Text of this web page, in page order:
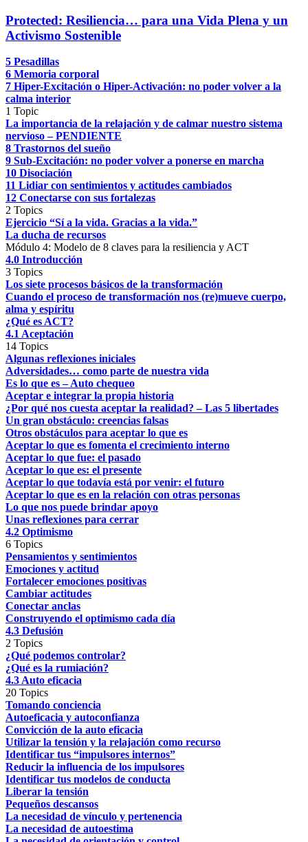
Protected: Resiliencia… para una Vida Plena y un
Activismo Sostenible
5 Pesadillas
6 Memoria corporal
7 Hiper-Excitación o Hiper-Activación: no poder volver a la
calma interior
1 Topic
La importancia de la relajación y de calmar nuestro sistema
nervioso – PENDIENTE
8 Trastornos del sueño
9 Sub-Excitación: no poder volver a ponerse en marcha
10 Disociación
11 Lidiar con sentimientos y actitudes cambiados
12 Conectarse con sus fortalezas
2 Topics
Ejercicio “Sí a la vida. Gracias a la vida.”
La ducha de recursos
Módulo 4: Modelo de 8 claves para la resiliencia y ACT
4.0 Introducción
3 Topics
Los siete procesos básicos de la transformación
Cuando el proceso de transformación nos (re)mueve cuerpo,
alma y espíritu
¿Qué es ACT?
4.1 Aceptación
14 Topics
Algunas reflexiones iniciales
Adversidades… como parte de nuestra vida
Es lo que es – Auto chequeo
Aceptar e integrar la propia historia
¿Por qué nos cuesta aceptar la realidad? – Las 5 libertades
Un gran obstáculo: creencias falsas
Otros obstáculos para aceptar lo que es
Aceptar lo que es fomenta el crecimiento interno
Aceptar lo que fue: el pasado
Aceptar lo que es: el presente
Aceptar lo que todavía está por venir: el futuro
Aceptar lo que es en la relación con otras personas
Lo que nos puede brindar apoyo
Unas reflexiones para cerrar
4.2 Optimismo
6 Topics
Pensamientos y sentimientos
Emociones y actitud
Fortalecer emociones positivas
Cambiar actitudes
Conectar anclas
Construyendo el optimismo cada día
4.3 Defusión
2 Topics
¿Qué podemos controlar?
¿Qué es la rumiación?
4.3 Auto eficacia
20 Topics
Tomando conciencia
Autoeficacia y autoconfianza
Convicción de la auto eficacia
Utilizar la tensión y la relajación como recurso
Identificar tus “impulsores internos”
Reducir la influencia de los impulsores
Identificar tus modelos de conducta
Liberar la tensión
Pequeños descansos
La necesidad de vínculo y pertenencia
La necesidad de autoestima